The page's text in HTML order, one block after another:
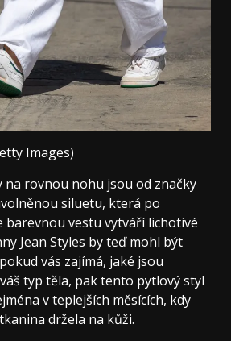
Images)
na rovnou nohu jsou od značky
siluetu, která po
barevnou vestu vytváří lichotivé
Jean Styles by teď mohl být
vás zajímá, jaké jsou
typ těla, pak tento pytlový styl
v teplejších měsících, kdy
držela na kůži.